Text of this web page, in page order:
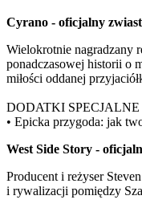
Cyrano - oficjalny
Wielokrotnie nagradzany
ponadczasowej historii o
miłości oddanej
DODATKI
• Epicka przygoda: jak
West Side Story -
Producent i reżyser
i rywalizacji pomiędzy